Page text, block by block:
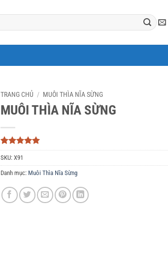
TRANG CHỦ / MUÔI THÌA NĨA SỪNG
MUÔI THÌA NĨA SỪNG
5trên 5
dựa trên
3
đánh giá
SKU: X91
Danh mục: Muôi Thìa Nĩa Sừng